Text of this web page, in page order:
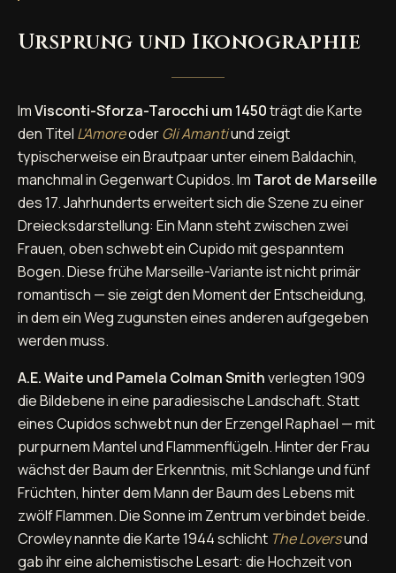
Ursprung und Ikonographie
ImVisconti-Sforza-Tarocchi um 1450trägt die Karte
den Titel L'AmoreoderGli Amantiund zeigt
typischerweise ein Brautpaar unter einem Baldachin,
manchmal in Gegenwart Cupidos. Im Tarot de Marseille
des 17. Jahrhunderts erweitert sich die Szene zu einer
Dreiecksdarstellung: Ein Mann steht zwischen zwei
Frauen, oben schwebt ein Cupido mit gespanntem
Bogen. Diese frühe Marseille-Variante ist nicht primär
romantisch — sie zeigt den Moment der Entscheidung,
in dem ein Weg zugunsten eines anderen aufgegeben
werden muss.
A.E. Waite und Pamela Colman Smithverlegten 1909
die Bildebene in eine paradiesische Landschaft. Statt
eines Cupidos schwebt nun der Erzengel Raphael — mit
purpurnem Mantel und Flammenflügeln. Hinter der Frau
wächst der Baum der Erkenntnis, mit Schlange und fünf
Früchten, hinter dem Mann der Baum des Lebens mit
zwölf Flammen. Die Sonne im Zentrum verbindet beide.
Crowley nannte die Karte 1944 schlicht The Loversund
gab ihr eine alchemistische Lesart: die Hochzeit von